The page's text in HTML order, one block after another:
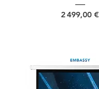
Prix
2 499,00 €